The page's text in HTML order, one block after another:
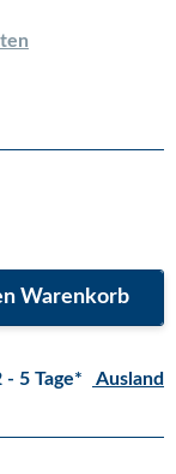
Warenkorb
- 5 Tage* Ausland